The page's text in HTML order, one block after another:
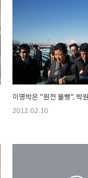
이명박은 "원전 몰빵", 박
2012.02.10